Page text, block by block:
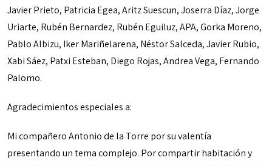
Javier Prieto, Patricia Egea, Aritz Suescun, Joserra Díaz, Jorge
Uriarte, Rubén Bernardez, Rubén Eguiluz, APA, Gorka Moreno,
Pablo Albizu, Iker Mariñelarena, Néstor Salceda, Javier Rubio,
Xabi Sáez, Patxi Esteban, Diego Rojas, Andrea Vega, Fernando
Palomo.
Agradecimientos especiales a:
Mi compañero Antonio de la Torre por su valentía
presentando un tema complejo. Por compartir habitación y